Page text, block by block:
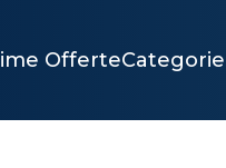
OfferteCategorie